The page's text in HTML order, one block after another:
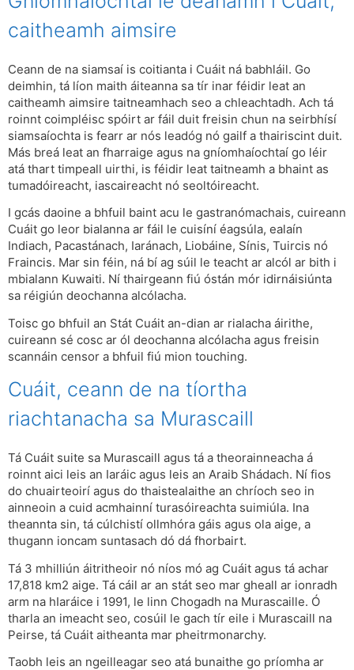
caitheamh aimsire
Ceann de na siamsaí is coitianta i Cuáit ná babhláil. Go
deimhin, tá líon maith áiteanna sa tír inar féidir leat an
caitheamh aimsire taitneamhach seo a chleachtadh. Ach tá
roinnt coimpléisc spóirt ar fáil duit freisin chun na seirbhísí
siamsaíochta is fearr ar nós leadóg nó gailf a thairiscint duit.
Más breá leat an fharraige agus na gníomhaíochtaí go léir
atá thart timpeall uirthi, is féidir leat taitneamh a bhaint as
tumadóireacht, iascaireacht nó seoltóireacht.
I gcás daoine a bhfuil baint acu le gastranómachais, cuireann
Cuáit go leor bialanna ar fáil le cuisíní éagsúla, ealaín
Indiach, Pacastánach, Iaránach, Liobáine, Sínis, Tuircis nó
Fraincis. Mar sin féin, ná bí ag súil le teacht ar alcól ar bith i
mbialann Kuwaiti. Ní thairgeann fiú óstán mór idirnáisiúnta
sa réigiún deochanna alcólacha.
Toisc go bhfuil an Stát Cuáit an-dian ar rialacha áirithe,
cuireann sé cosc ​​​​ar ól deochanna alcólacha agus freisin
scannáin censor a bhfuil fiú mion touching.
Cuáit, ceann de na tíortha
riachtanacha sa Murascaill
Tá Cuáit suite sa Murascaill agus tá a theorainneacha á
roinnt aici leis an Iaráic agus leis an Araib Shádach. Ní fios
do chuairteoirí agus do thaistealaithe an chríoch seo in
ainneoin a cuid acmhainní turasóireachta suimiúla. Ina
theannta sin, tá cúlchistí ollmhóra gáis agus ola aige, a
thugann ioncam suntasach dó dá fhorbairt.
Tá 3 mhilliún áitritheoir nó níos mó ag Cuáit agus tá achar
17,818 km2 aige. Tá cáil ar an stát seo mar gheall ar ionradh
arm na hIaráice i 1991, le linn Chogadh na Murascaille. Ó
tharla an imeacht seo, cosúil le gach tír eile i Murascaill na
Peirse, tá Cuáit aitheanta mar pheitrmonarchy.
Taobh leis an ngeilleagar seo atá bunaithe go príomha ar